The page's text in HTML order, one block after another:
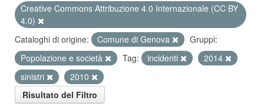
Creative Commons Attribuzione 4.0 Internazionale (CC BY
4.0)
Cataloghi di origine:
Comune di Genova
Gruppi:
Popolazione e società
Tag: incidenti
2014
sinistri
2010
Risultato del Filtro